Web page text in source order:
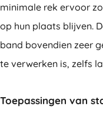
minimale rek ervoor
op hun plaats blijven.
band bovendien zeer
te verwerken is, zelfs
Toepassingen van